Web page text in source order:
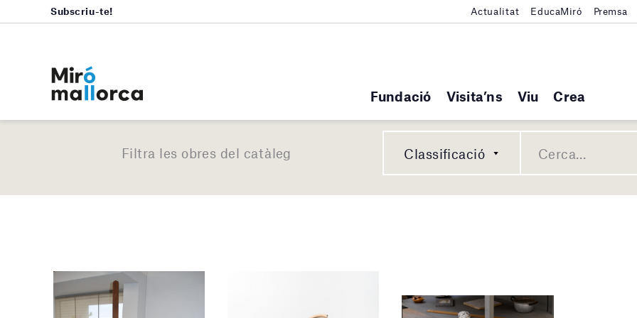
Fundació Visita’ns Viu Crea
Subscriu-te! Actualitat EducaMiró Premsa
Filtra les obres del catàleg Classificació